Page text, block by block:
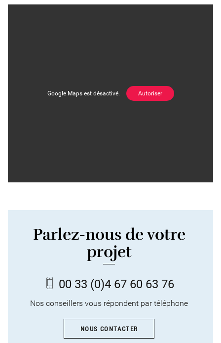
Google Maps est désactivé. Autoriser
Parlez-nous de votre
projet
00 33 (0)4 67 60 63 76
Nos conseillers vous répondent par téléphone
NOUS CONTACTER